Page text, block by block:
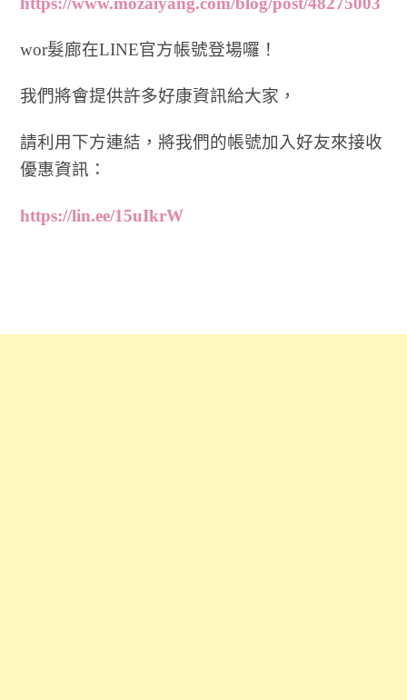
wor髮廊在LINE官方帳號登場囉！
我們將會提供許多好康資訊給大家，
請利用下方連結，將我們的帳號加入好友來接收
優惠資訊：
https://lin.ee/15uIkrW